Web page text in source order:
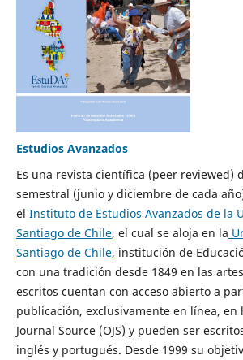
Estudios Avanzados
Es una revista científica (peer reviewed)
semestral (junio y diciembre de cada
el Instituto de Estudios Avanzados de la
Santiago de Chile, el cual se aloja en la
Santiago de Chile, institución de
con una tradición desde 1849 en las
escritos cuentan con acceso abierto a
publicación, exclusivamente en línea, en
Journal Source (OJS) y pueden ser
inglés y portugués. Desde 1999 su